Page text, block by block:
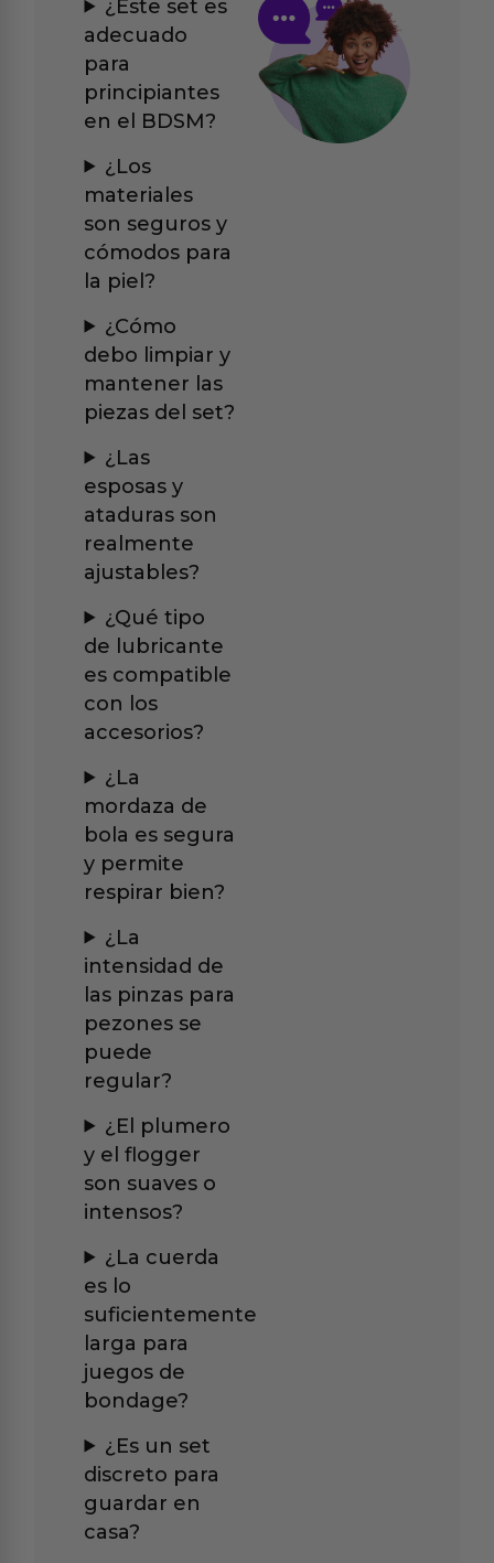
¿Este set es
adecuado
para
principiantes
en el BDSM?
¿Los
materiales
son seguros y
cómodos para
la piel?
¿Cómo
debo limpiar y
mantener las
piezas del set?
¿Las
esposas y
ataduras son
realmente
ajustables?
¿Qué tipo
de lubricante
es compatible
con los
accesorios?
¿La
mordaza de
bola es segura
y permite
respirar bien?
¿La
intensidad de
las pinzas para
pezones se
puede
regular?
¿El plumero
y el flogger
son suaves o
intensos?
¿La cuerda
es lo
suficientemente
larga para
juegos de
bondage?
¿Es un set
discreto para
guardar en
casa?